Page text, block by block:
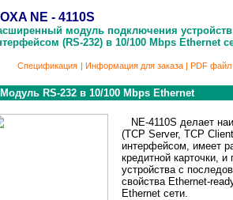
NE - 4110S
модуль подключения
(RS-232) в 10/100 Mbps Ethernet
Спецификация | Информация для заказа | PDF файл
Модуль RS-232 в 10/100 Mbps Ethernet
NE-4110S делает
(TCP Server, TCP
интерфейсом, имеет
кредитной карточки, и
устройства с
свойства Ethernet-
Ethernet сети.